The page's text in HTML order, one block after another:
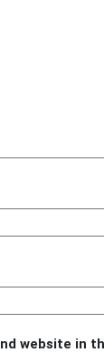
website in